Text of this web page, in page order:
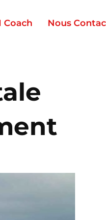
Coach Nous